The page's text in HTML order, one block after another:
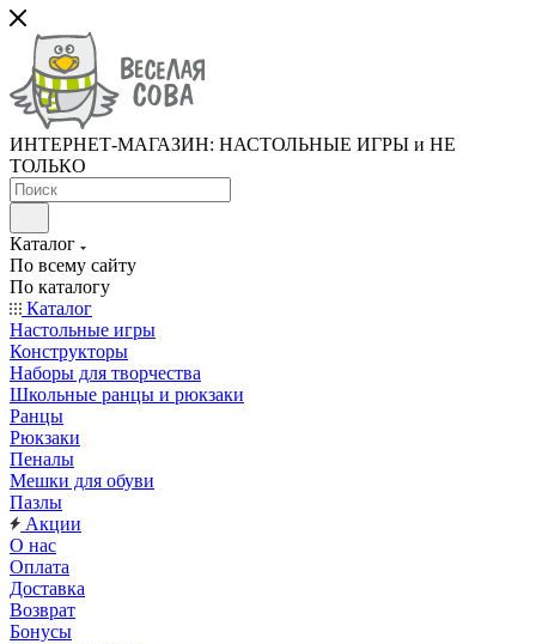
ИНТЕРНЕТ-МАГАЗИН: НАСТОЛЬНЫЕ ИГРЫ и НЕ
ТОЛЬКО
Каталог
По всему сайту
По каталогу
Каталог
Настольные игры
Конструкторы
Наборы для творчества
Школьные ранцы и рюкзаки
Ранцы
Рюкзаки
Пеналы
Мешки для обуви
Пазлы
Акции
О нас
Оплата
Доставка
Возврат
Бонусы